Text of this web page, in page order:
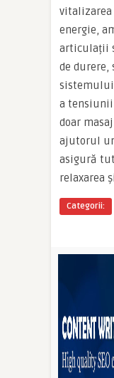
vitalizarea
energie,
articulații
de durere,
a tensiunii
doar
ajutorul
asigură
relaxarea
Categorii: